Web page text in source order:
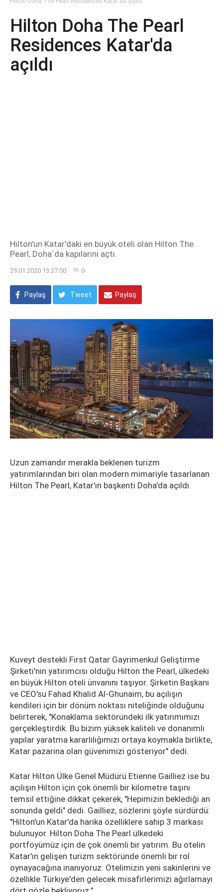
Hilton Doha The Pearl
Residences Katar'da
açıldı
Hilton'un Katar'daki en büyük oteli olan Hilton The
Pearl, Doha`da kapılarını açtı.
29.01.2020 13:27:00 0
Paylaş Tweet Paylaş
Uzun zamandır merakla beklenen turizm
yatırımlarından biri olan modern mimariyle tasarlanan
Hilton The Pearl, Katar'ın başkenti Doha'da açıldı.
Kuveyt destekli First Qatar Gayrimenkul Geliştirme
Şirketi'nin yatırımcısı olduğu Hilton the Pearl, ülkedeki
en büyük Hilton oteli ünvanını taşıyor. Şirketin Başkanı
ve CEO'su Fahad Khalid Al-Ghunaim, bu açılışın
kendileri için bir dönüm noktası niteliğinde olduğunu
belirterek, "Konaklama sektöründeki ilk yatırımımızı
gerçekleştirdik. Bu bizim yüksek kaliteli ve donanımlı
yapılar yaratma kararlılığımızı ortaya koymakla birlikte,
Katar pazarına olan güvenimizi gösteriyor" dedi.
Katar Hilton Ülke Genel Müdürü Etienne Gailliez ise bu
açılışın Hilton için çok önemli bir kilometre taşını
temsil ettiğine dikkat çekerek, "Hepimizin beklediği an
sonunda geldi" dedi. Gailliez, sözlerini şöyle sürdürdü:
"Hilton'un Katar'da harika özelliklere sahip 3 markası
bulunuyor. Hilton Doha The Pearl ülkedeki
portföyümüz için de çok önemli bir yatırım. Bu otelin
Katar'ın gelişen turizm sektöründe önemli bir rol
oynayacağına inanıyoruz. Otelimizin yeni sakinlerini ve
özellikle Türkiye'den gelecek misafirlerimizi ağırlamayı